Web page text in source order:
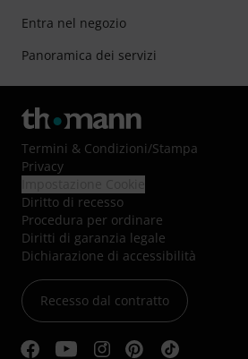
Entra nel negozio
Panoramica dei servizi
Termini & Condizioni/Stampa
Privacy
Diritto di recesso
Procedura per ordinare
Diritti di garanzia legale
Dichiarazione di accessibilità
Recesso dal contratto